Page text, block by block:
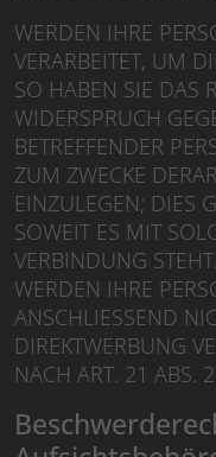
WERDEN IHRE
VERARBEITET, UM
SO HABEN SIE DAS
WIDERSPRUCH
BETREFFENDER
ZUM ZWECKE
EINZULEGEN; DIES
SOWEIT ES MIT
VERBINDUNG
WERDEN IHRE
ANSCHLIESSEND
DIREKTWERBUNG
NACH ART. 21 ABS.